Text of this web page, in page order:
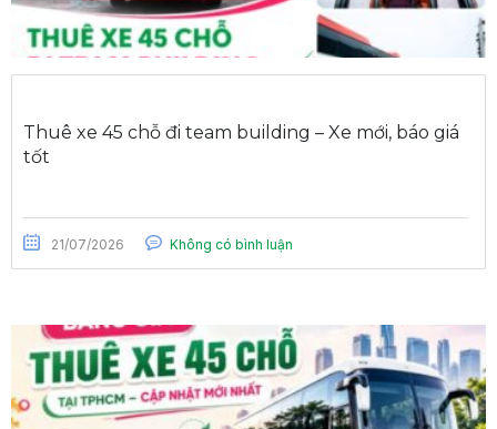
Thuê xe 45 chỗ đi team building – Xe mới, báo giá
tốt
21/07/2026 Không có bình luận